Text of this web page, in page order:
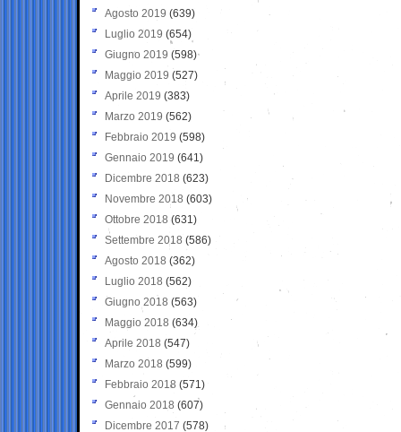
Agosto 2019 (639)
Luglio 2019 (654)
Giugno 2019 (598)
Maggio 2019 (527)
Aprile 2019 (383)
Marzo 2019 (562)
Febbraio 2019 (598)
Gennaio 2019 (641)
Dicembre 2018 (623)
Novembre 2018 (603)
Ottobre 2018 (631)
Settembre 2018 (586)
Agosto 2018 (362)
Luglio 2018 (562)
Giugno 2018 (563)
Maggio 2018 (634)
Aprile 2018 (547)
Marzo 2018 (599)
Febbraio 2018 (571)
Gennaio 2018 (607)
Dicembre 2017 (578)